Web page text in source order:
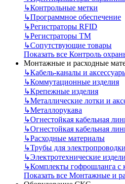
↳Контрольные метки
↳Программное обеспечение
↳Регистраторы RFID
↳Регистраторы ТМ
↳Сопутствующие товары
Показать все Контроль
Монтажные и расходные
↳Кабель-каналы и
↳Коммутационные изделия
↳Крепежные изделия
↳Металлические лотки и
↳Металлорукава
↳Огнестойкая кабельная
↳Огнестойкая кабельная
↳Расходные материалы
↳Трубы для
↳Электротехнические
↳Комплекты гофрошланга с
Показать все Монтажные и